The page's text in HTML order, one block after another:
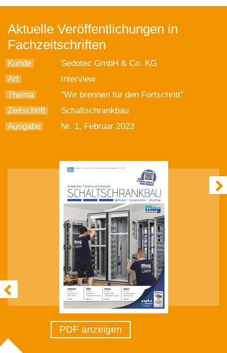
Aktuelle Veröffentlichungen in
Fachzeitschriften
Kunde
Sedotec GmbH & Co. KG
Art
Interview
Thema
"Wir brennen für den Fortschritt"
Zeitschrift
Schaltschrankbau
Ausgabe
Nr. 1, Februar 2023
PDF anzeigen